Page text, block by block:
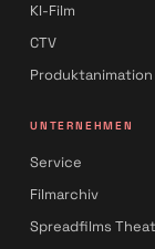
KI-Film
CTV
Produktanimation
UNTERNEHMEN
Service
Filmarchiv
Spreadfilms